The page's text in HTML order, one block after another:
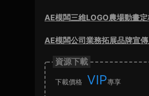
AE模闆三維LOGO農場動畫
AE模闆公司業務拓展品牌宣
資源下載
下載價格 VIP專享